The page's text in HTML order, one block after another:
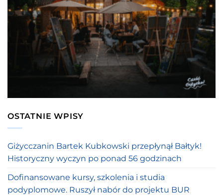
OSTATNIE WPISY
Giżycczanin Bartek Kubkowski przepłynął Bałtyk!
Historyczny wyczyn po ponad 56 godzinach
Dofinansowane kursy, szkolenia i studia
podyplomowe. Ruszył nabór do projektu BUR